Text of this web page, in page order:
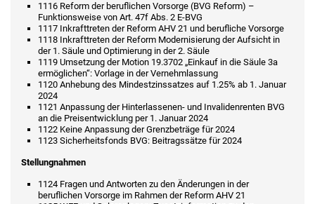
1116 Reform der beruflichen Vorsorge (BVG Reform) –
Funktionsweise von Art. 47f Abs. 2 E-BVG
1117 Inkrafttreten der Reform AHV 21 und berufliche Vorsorge
1118 Inkrafttreten der Reform Modernisierung der Aufsicht in
der 1. Säule und Optimierung in der 2. Säule
1119 Umsetzung der Motion 19.3702 „Einkauf in die Säule 3a
ermöglichen“: Vorlage in der Vernehmlassung
1120 Anhebung des Mindestzinssatzes auf 1.25% ab 1. Januar
2024
1121 Anpassung der Hinterlassenen- und Invalidenrenten BVG
an die Preisentwicklung per 1. Januar 2024
1122 Keine Anpassung der Grenzbeträge für 2024
1123 Sicherheitsfonds BVG: Beitragssätze für 2024
Stellungnahmen
1124 Fragen und Antworten zu den Änderungen in der
beruflichen Vorsorge im Rahmen der Reform AHV 21